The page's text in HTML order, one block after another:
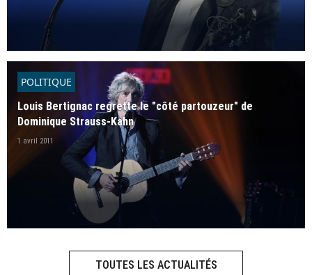
POLITIQUE
Louis Bertignac regrette le "côté partouzeur" de
Dominique Strauss-Kahn
1 avril 2011
TOUTES LES ACTUALITÉS